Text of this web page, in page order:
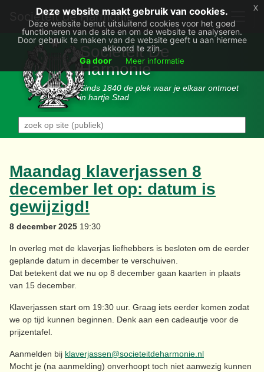
Deze website maakt gebruik van cookies.
Deze website benut uitsluitend cookies voor het goed
functioneren van de site en om de website te analyseren.
Door gebruik te maken van de website geeft u aan hiermee
akkoord te zijn.
Ga door
Meer informatie
x
Societëit de Harmonie
Sociëteit De
Harmonie
Sinds 1840 de plek waar je elkaar ontmoet
in hartje Stad
Maandag klaverjassen 8
december let op: datum is
gewijzigd!
8 december 2025 19:30
In overleg met de klaverjas liefhebbers is besloten om de eerder
geplande datum in december te verschuiven.
Dat betekent dat we nu op 8 december gaan kaarten in plaats
van 15 december.
Klaverjassen start om 19:30 uur. Graag iets eerder komen zodat
we op tijd kunnen beginnen. Denk aan een cadeautje voor de
prijzentafel.
Aanmelden bij klaverjassen@societeitdeharmonie.nl
Mocht je (na aanmelding) onverhoopt toch niet aanwezig kunnen